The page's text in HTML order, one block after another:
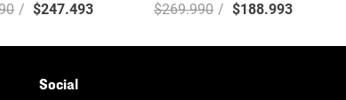
$247.493 $269.990 $188.993
Social